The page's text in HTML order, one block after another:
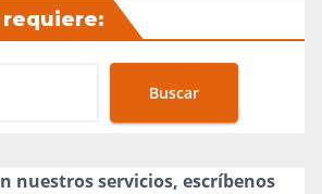
Buscar
nuestros servicios, escríbenos